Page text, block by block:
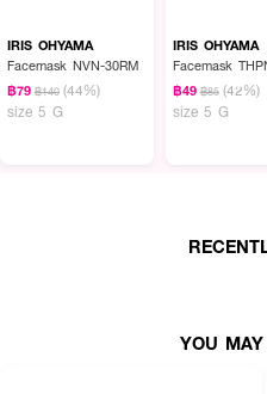
IRIS OHYAMA
ประสิทธิภาพแผ่นกรองหนา 3 ช่วยป้องกั
ถึง 99% การออกแบบหน้ากาก V-cut ห
ป้องกันฝุ่นละอองเล็ดลอดเข้าสู่ด้านใน
โค้งมนอ่อนโยนต่อใบหน้า
IRIS OHYAMA
Facemask NVN-30RM
฿79 ฿140 (44%)
size 5 G
IRIS OHYAMA
฿49 ฿85 (42%)
size 5 G
YOU